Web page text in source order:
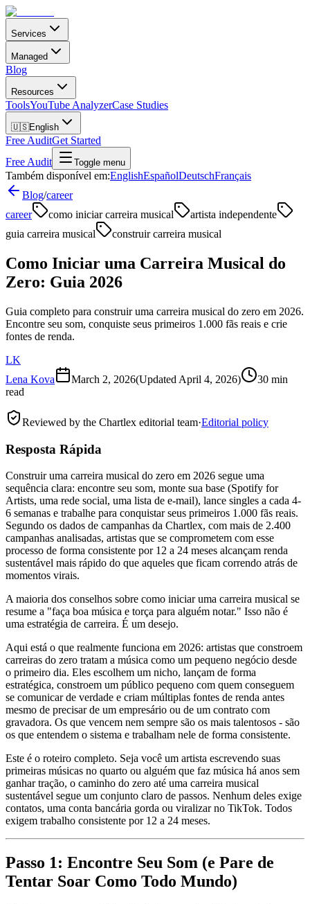
Services
Managed
Blog
Resources
ToolsYouTube AnalyzerCase Studies
🇺🇸English
Free AuditGet Started
Free Audit
Toggle menu
Também disponível em:EnglishEspañolDeutschFrançais
Blog/career
career
como iniciar carreira musical
artista independente
guia carreira musical
construir carreira musical
Como Iniciar uma Carreira Musical do
Zero: Guia 2026
Guia completo para construir uma carreira musical do zero em 2026.
Encontre seu som, conquiste seus primeiros 1.000 fãs reais e crie
fontes de renda.
LK
Lena Kova
March 2, 2026(Updated April 4, 2026)
30 min
read
Reviewed by the Chartlex editorial team·Editorial policy
Resposta Rápida
Construir uma carreira musical do zero em 2026 segue uma
sequência clara: encontre seu som, monte sua base (Spotify for
Artists, uma rede social, uma lista de e-mail), lance singles a cada 4-
6 semanas e trabalhe para conquistar seus primeiros 1.000 fãs reais.
Segundo os dados de campanhas da Chartlex, com mais de 2.400
campanhas analisadas, artistas que se comprometem com esse
processo de forma consistente por 12 a 24 meses alcançam renda
sustentável mais rápido do que aqueles que ficam correndo atrás de
momentos virais.
A maioria dos conselhos sobre como iniciar uma carreira musical se
resume a "faça boa música e torça para alguém notar." Isso não é
uma estratégia de carreira. É um desejo.
Aqui está o que realmente funciona em 2026: artistas que constroem
carreiras do zero tratam a música como um pequeno negócio desde
o primeiro dia. Eles escolhem um nicho, lançam de forma
estratégica, constroem um público pequeno com quem conseguem
se comunicar de verdade e criam múltiplas fontes de renda antes
mesmo de precisar de um empresário ou de um contrato com
gravadora. Os que vencem nem sempre são os mais talentosos - são
os que entendem o sistema e trabalham nele de forma consistente.
Este é o roteiro completo. Seja você um artista escrevendo suas
primeiras músicas no quarto ou alguém que faz música há anos sem
ganhar tração, o caminho do zero até uma carreira musical
sustentável segue um conjunto claro de passos. Nenhum deles exige
contatos, uma conta bancária gorda ou viralizar no TikTok. Todos
exigem trabalho consistente por 12 a 24 meses.
Passo 1: Encontre Seu Som (e Pare de
Tentar Soar Como Todo Mundo)